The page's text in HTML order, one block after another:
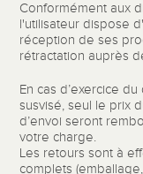
Conformément aux
l'utilisateur dispose
réception de ses
rétractation auprès
En cas d’exercice
susvisé, seul le prix
d’envoi seront
votre charge.
Les retours sont à
complets